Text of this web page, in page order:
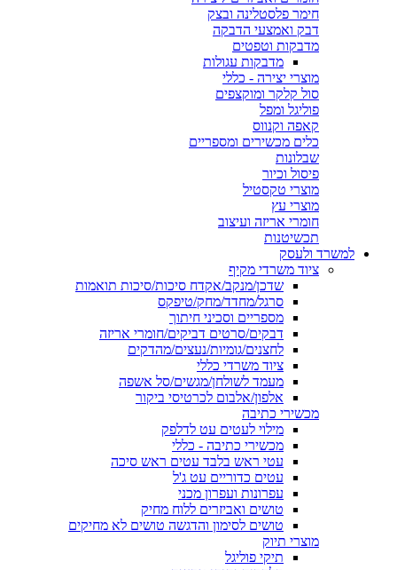
חימר פלסטלינה ובצק
דבק ואמצעי הדבקה
מדבקות וטפטים
מדבקות עגולות
מוצרי יצירה - כללי
סול קלקר ומוקצפים
פוליגל ומפל
קאפה וקנווס
כלים מכשירים ומספריים
שבלונות
פיסול וכיור
מוצרי טקסטיל
מוצרי עץ
חומרי אריזה ועיצוב
תכשיטנות
למשרד ולעסק
ציוד משרדי מקיף
שדכן/מנקב/אקדח סיכות/סיכות תואמות
סרגל/מחדד/מחק/טיפקס
מספריים וסכיני חיתוך
דבקים/סרטים דביקים/חומרי אריזה
לחצנים/גומיות/נעצים/מהדקים
ציוד משרדי כללי
מעמד לשולחן/מגשים/סל אשפה
אלפון/אלבום לכרטיסי ביקור
מכשירי כתיבה
מילוי לעטים עט לדלפק
מכשירי כתיבה - כללי
עטי ראש בלבד עטים ראש סיכה
עטים כדוריים עט ג'ל
עפרונות ועפרון מכני
טושים ואביזרים ללוח מחיק
טושים לסימון והדגשה טושים לא מחיקים
מוצרי תיוק
תיקי פוליגל